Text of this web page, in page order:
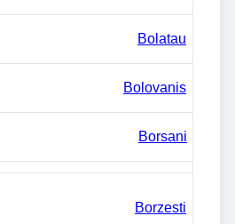
Bolatau
Bolovanis
Borsani
Borzesti